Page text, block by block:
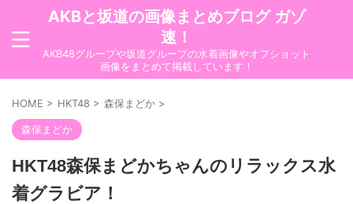
AKBと坂道の画像まとめブログ ガゾ
速！
AKB48グループや坂道グループの水着画像やオフショット
画像をまとめて掲載しています！
HOME > HKT48 > 森保まどか >
森保まどか
HKT48森保まどかちゃんのリラックス水
着グラビア！